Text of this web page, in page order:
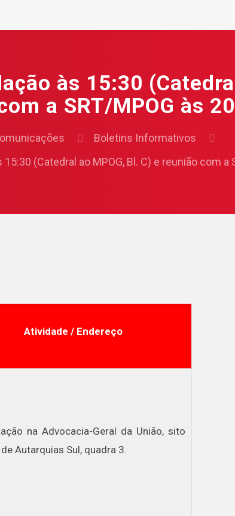
às 15:30
a SRT/MPOG às
Boletins Informativos
(Catedral ao MPOG, Bl. C) e reunião com a
Atividade / Endereço
na Advocacia-Geral da União, sito
Autarquias Sul, quadra 3.